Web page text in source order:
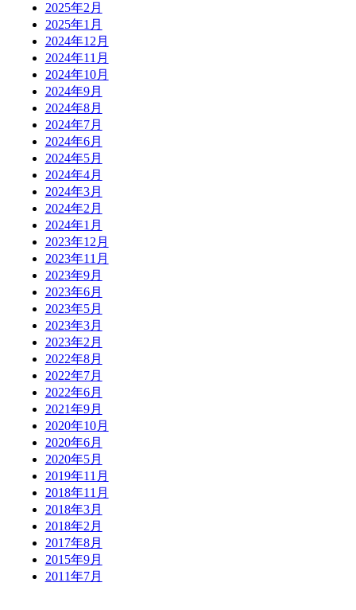
2025年2月
2025年1月
2024年12月
2024年11月
2024年10月
2024年9月
2024年8月
2024年7月
2024年6月
2024年5月
2024年4月
2024年3月
2024年2月
2024年1月
2023年12月
2023年11月
2023年9月
2023年6月
2023年5月
2023年3月
2023年2月
2022年8月
2022年7月
2022年6月
2021年9月
2020年10月
2020年6月
2020年5月
2019年11月
2018年11月
2018年3月
2018年2月
2017年8月
2015年9月
2011年7月